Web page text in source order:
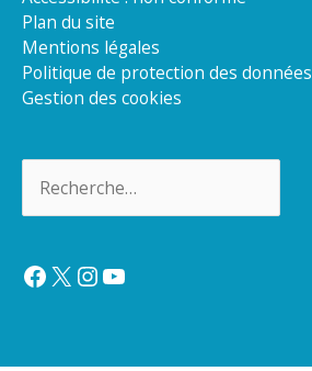
Plan du site
Mentions légales
Politique de protection des données
Gestion des cookies
Facebook
X Instagram
YouTube